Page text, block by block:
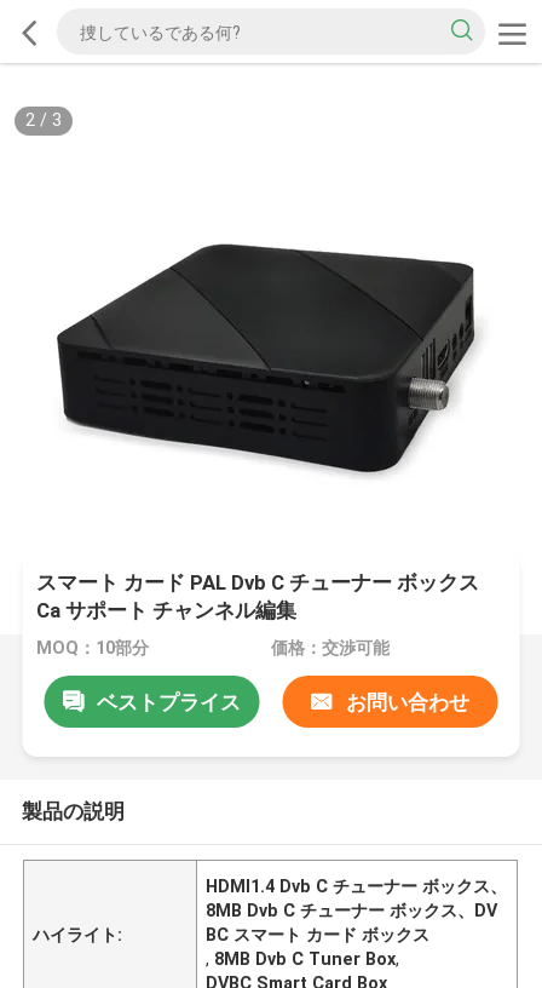
2/ 3
スマート カード PAL Dvb C チューナー ボックス
Ca サポート チャンネル編集
MOQ：10部分 価格：交渉可能
ベストプライス お問い合わせ
製品の説明
ハイライト:
HDMI1.4 Dvb C チューナー ボックス、
8MB Dvb C チューナー ボックス、DV
BC スマート カード ボックス
, 8MB Dvb C Tuner Box,
DVBC Smart Card Box